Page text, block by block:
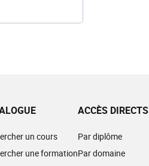
un cours
une formation
ACCÈS DIRECTS
Par diplôme
Par domaine